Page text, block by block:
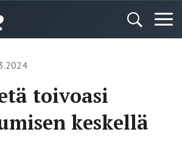
toivoasi
keskellä